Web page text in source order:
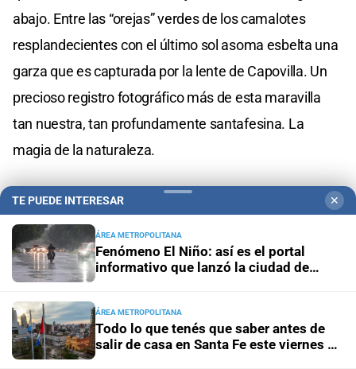
abajo. Entre las “orejas” verdes de los camalotes
resplandecientes con el último sol asoma esbelta una
garza que es capturada por la lente de Capovilla. Un
precioso registro fotográfico más de esta maravilla
tan nuestra, tan profundamente santafesina. La
magia de la naturaleza.
TE PUEDE INTERESAR ✕
ÁREA METROPOLITANA
Fenómeno El Niño: así es el portal
informativo que lanzó la ciudad de
ÁREA METROPOLITANA
Todo lo que tenés que saber antes de
salir de casa en Santa Fe este viernes 7